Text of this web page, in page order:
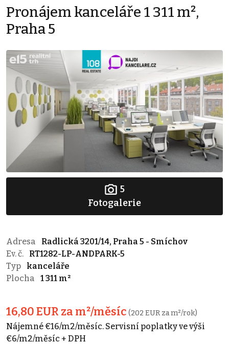
Pronájem kanceláře 1 311 m²,
Praha 5
5
Fotogalerie
Adresa
Radlická 3201/14, Praha 5 - Smíchov
Ev. č.
RT1282-LP-ANDPARK-5
Typ
kanceláře
Plocha
1 311 m²
16,80 EUR za m²/měsíc (202 EUR za m²/rok)
Nájemné €16/m2/měsíc. Servisní poplatky ve výši
€6/m2/měsíc + DPH